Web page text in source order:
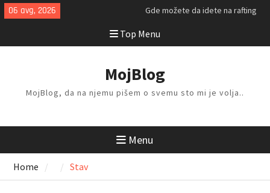
Skip
to
06 avg, 2026
Gde možete da idete na rafting
Kako da isplanirate savršen letnji
odmor?
stvari kod kuće?
Top Menu
MojBlog
MojBlog, da na njemu pišem o svemu sto mi je volja..
Menu
Home Stav